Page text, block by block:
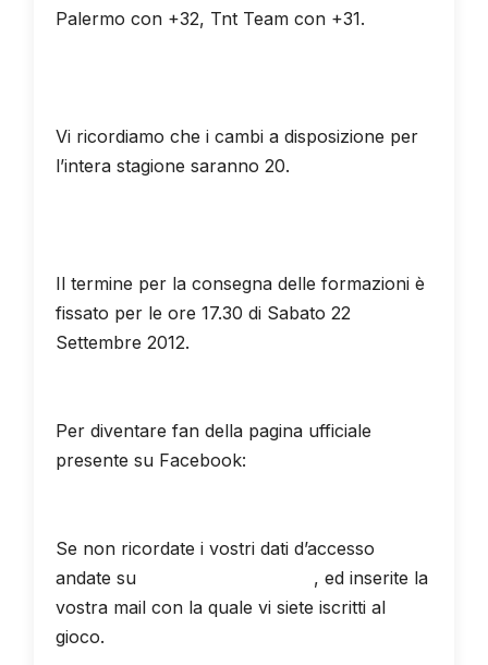
Palermo con +32, Tnt Team con +31.
Vi ricordiamo che i cambi a disposizione per
l’intera stagione saranno 20.
Il termine per la consegna delle formazioni è
fissato per le ore 17.30 di Sabato 22
Settembre 2012.
Per diventare fan della pagina ufficiale
presente su Facebook:
Se non ricordate i vostri dati d’accesso
andate su
, ed inserite la
vostra mail con la quale vi siete iscritti al
gioco.